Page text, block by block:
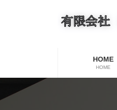
キ
プ
に
動
HOME
HOME